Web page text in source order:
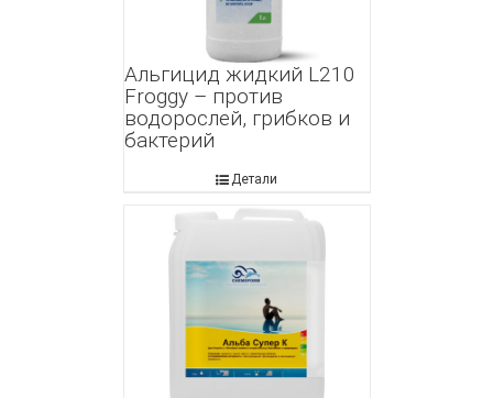
Альгицид жидкий L210
Froggy – против
водорослей, грибков и
бактерий
Детали